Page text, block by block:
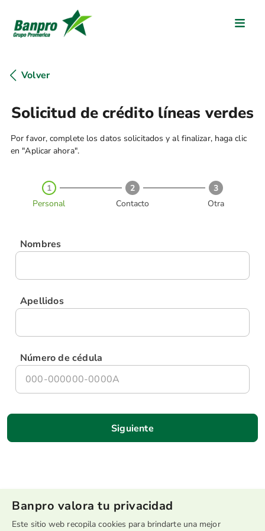
Volver
Solicitud de crédito líneas verdes
Por favor, complete los datos solicitados y al finalizar, haga clic
en "Aplicar ahora".
1
Personal
2
Contacto
3
Otra
Nombres
Apellidos
Número de cédula
Banpro valora tu privacidad
Este sitio web recopila cookies para brindarte una mejor